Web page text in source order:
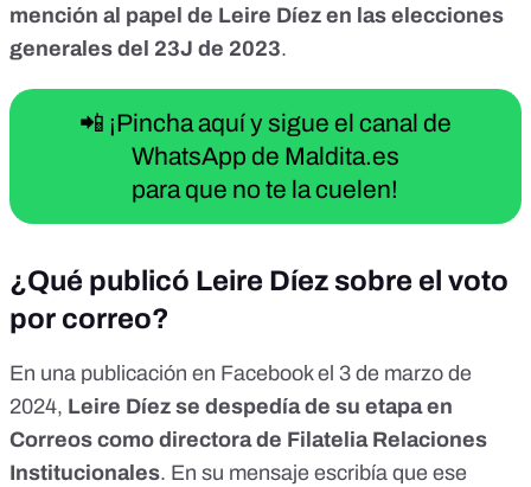
mención al papel de Leire Díez en las elecciones
generales del 23J de 2023.
📲 ¡Pincha aquí y sigue el canal de
WhatsApp de Maldita.es
para que no te la cuelen!
¿Qué publicó Leire Díez sobre el voto
por correo?
En una publicación en Facebookel 3 de marzo de
2024, Leire Díez se despedía de su etapa en
Correos como directora de Filatelia Relaciones
Institucionales. En su mensaje escribía que ese